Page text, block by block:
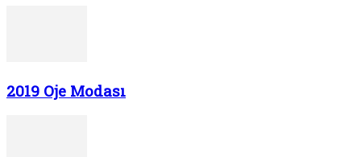
2019 Oje Modası